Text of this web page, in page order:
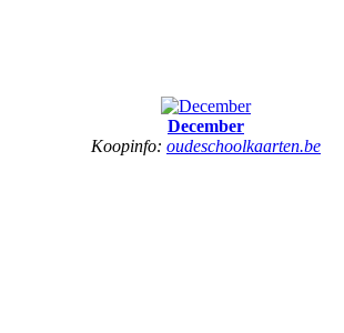
December
Koopinfo: oudeschoolkaarten.be